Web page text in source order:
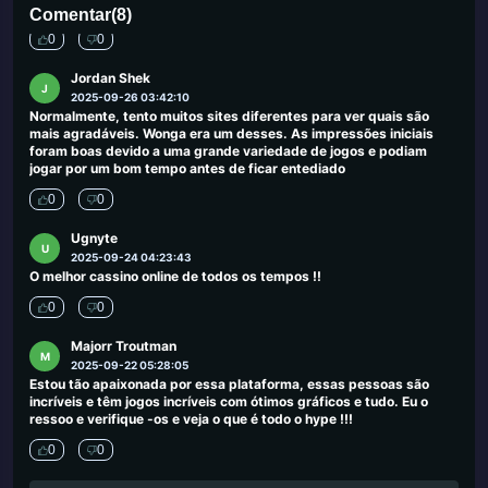
Comentar(8)
para começar e ficar.
0 0
J
Jordan Shek
2025-09-26 03:42:10
Normalmente, tento muitos sites diferentes para ver quais são
mais agradáveis. Wonga era um desses. As impressões iniciais
foram boas devido a uma grande variedade de jogos e podiam
jogar por um bom tempo antes de ficar entediado
0 0
U
Ugnyte
2025-09-24 04:23:43
O melhor cassino online de todos os tempos !!
0 0
M
Majorr Troutman
2025-09-22 05:28:05
Estou tão apaixonada por essa plataforma, essas pessoas são
incríveis e têm jogos incríveis com ótimos gráficos e tudo. Eu o
ressoo e verifique -os e veja o que é todo o hype !!!
0 0